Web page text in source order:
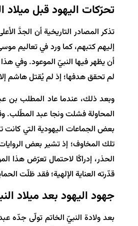
تحرّكات اليهود قبل
تذكر المصادر التاريخية أن الجدَّ
إليهم كتبهم، كما ورد في تعاليم
أن يظهر فيها النبيّ الموعود. وفي
لم تحقق هدفها؛ إذ لم يُقتل هاشم
وبعد ذلك، عندما عاد المطلب بن
المحاولة فشلت ونجا عبد المطّلب.
بعض الجماعات اليهودية التي كانت
تلك المخاوف؛ إذ تشير بعض
الحذر، إدراكًا لاحتمال تعرّض هذا
قدّرته العناية الإلهية؛ فقد ظلّت
جهود اليهود بعد ميلاد
بعد ولادة النبيّ الخاتم تولّى جدّه